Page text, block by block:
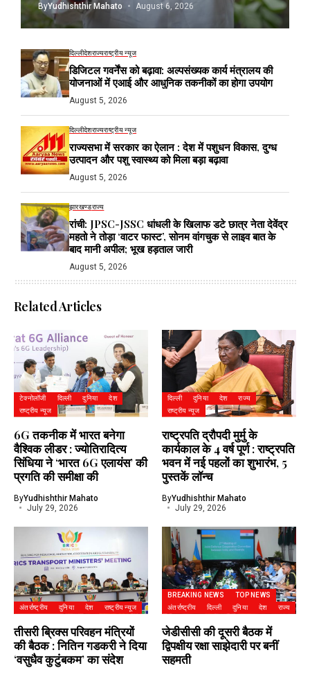
ByYudhishthir Mahato August 6, 2026
दिल्लीदेशराज्यराष्ट्रीय न्यूज
डिजिटल गवर्नेंस को बढ़ावा: अल्पसंख्यक कार्य मंत्रालय की
योजनाओं में एआई और आधुनिक तकनीकों का होगा उपयोग
August 5, 2026
दिल्लीदेशराज्यराष्ट्रीय न्यूज
राज्यसभा में सरकार का ऐलान : देश में पशुधन विकास, दुग्ध
उत्पादन और पशु स्वास्थ्य को मिला बड़ा बढ़ावा
August 5, 2026
झारखण्डराज्य
रांची: JPSC-JSSC धांधली के खिलाफ डटे छात्र नेता देवेंद्र
महतो ने तोड़ा ‘वाटर फास्ट’, सोनम वांगचुक से लाइव बात के
बाद मानी अपील; भूख हड़ताल जारी
August 5, 2026
Related Articles
टेक्नोलॉजी दिल्ली दुनिया
देश
राष्ट्रीय न्यूज
6G तकनीक में भारत बनेगा
वैश्विक लीडर : ज्योतिरादित्य
सिंधिया ने ‘भारत 6G एलायंस’ की
प्रगति की समीक्षा की
ByYudhishthir Mahato
July 29, 2026
दिल्ली दुनिया देश
राज्य
राष्ट्रीय न्यूज
राष्ट्रपति द्रौपदी मुर्मु के
कार्यकाल के 4 वर्ष पूर्ण : राष्ट्रपति
भवन में नई पहलों का शुभारंभ, 5
पुस्तकें लॉन्च
ByYudhishthir Mahato
July 29, 2026
अंतर्राष्ट्रीय दुनिया देश राष्ट्रीय न्यूज
तीसरी ब्रिक्स परिवहन मंत्रियों
की बैठक : नितिन गडकरी ने दिया
‘वसुधैव कुटुंबकम’ का संदेश
BREAKING NEWS
TOP NEWS
अंतर्राष्ट्रीय
दिल्ली दुनिया देश राज्य
जेडीसीसी की दूसरी बैठक में
द्विपक्षीय रक्षा साझेदारी पर बनीं
सहमती